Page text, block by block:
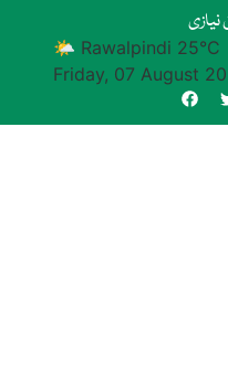
نیازی
🌤 Rawalpindi 25°C
Friday, 07 August